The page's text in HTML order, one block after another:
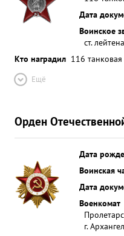
Дата
Воинское
ст.
Кто наградил 116
Ещё
Орден
Дата
Воинская
Дата
Военкомат
г.